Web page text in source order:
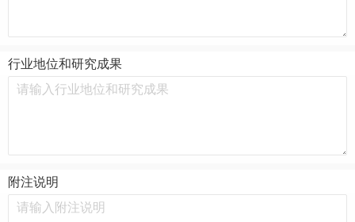
行业地位和研究成果
附注说明